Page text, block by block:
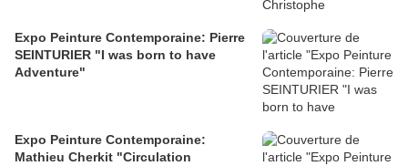
Expo Peinture Contemporaine: Pierre
SEINTURIER "I was born to have
Adventure"
Expo Peinture Contemporaine:
Mathieu Cherkit "Circulation